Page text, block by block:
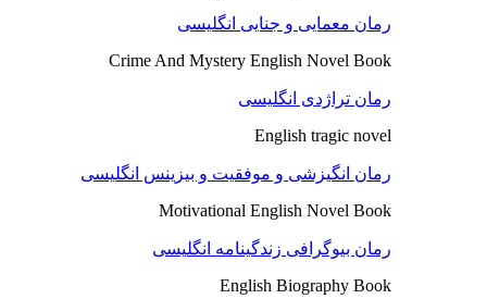
رمان معمایی و جنایی انگلیسی
Crime And Mystery English Novel Book
رمان تراژدی انگلیسی
English tragic novel
رمان انگیزشی و موفقیت و بیزینس انگلیسی
Motivational English Novel Book
رمان بیوگرافی زندگینامه انگلیسی
English Biography Book